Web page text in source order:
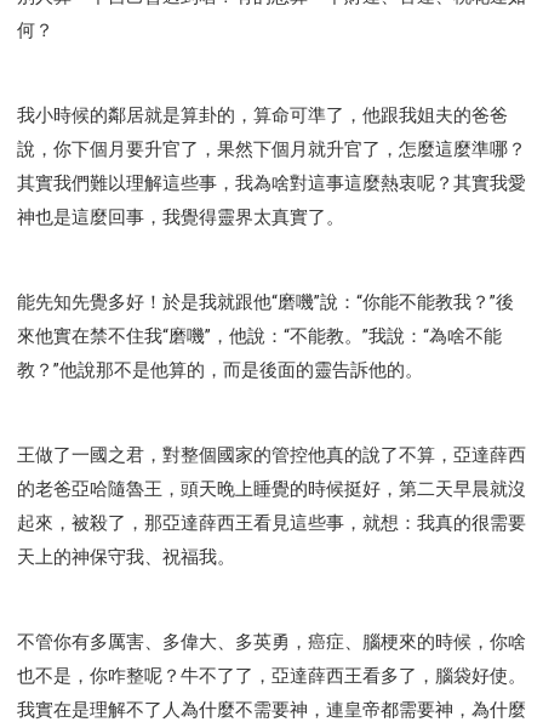
何？
我小時候的鄰居就是算卦的，算命可準了，他跟我姐夫的爸爸
說，你下個月要升官了，果然下個月就升官了，怎麼這麼準哪？
其實我們難以理解這些事，我為啥對這事這麼熱衷呢？其實我愛
神也是這麼回事，我覺得靈界太真實了。
能先知先覺多好！於是我就跟他“磨嘰”說：“你能不能教我？”後
來他實在禁不住我“磨嘰”，他說：“不能教。”我說：“為啥不能
教？”他說那不是他算的，而是後面的靈告訴他的。
王做了一國之君，對整個國家的管控他真的說了不算，亞達薛西
的老爸亞哈隨魯王，頭天晚上睡覺的時候挺好，第二天早晨就沒
起來，被殺了，那亞達薛西王看見這些事，就想：我真的很需要
天上的神保守我、祝福我。
不管你有多厲害、多偉大、多英勇，癌症、腦梗來的時候，你啥
也不是，你咋整呢？牛不了了，亞達薛西王看多了，腦袋好使。
我實在是理解不了人為什麼不需要神，連皇帝都需要神，為什麼